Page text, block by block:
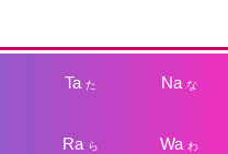
Taた Na な
Ra ら Wa わ